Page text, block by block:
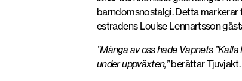
barndomsnostalgi. Detta
estradens Louise Lennartsson
”Många av oss hade Vapnets
under uppväxten,”berättar Tjuvjakt.